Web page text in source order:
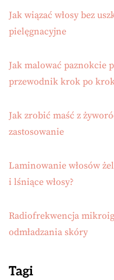
Jak wiązać włosy bez
pielęgnacyjne
Jak malować paznokcie
przewodnik krok po
Jak zrobić maść z
zastosowanie
Laminowanie włosów
i lśniące włosy?
Radiofrekwencja
odmładzania skóry
Tagi